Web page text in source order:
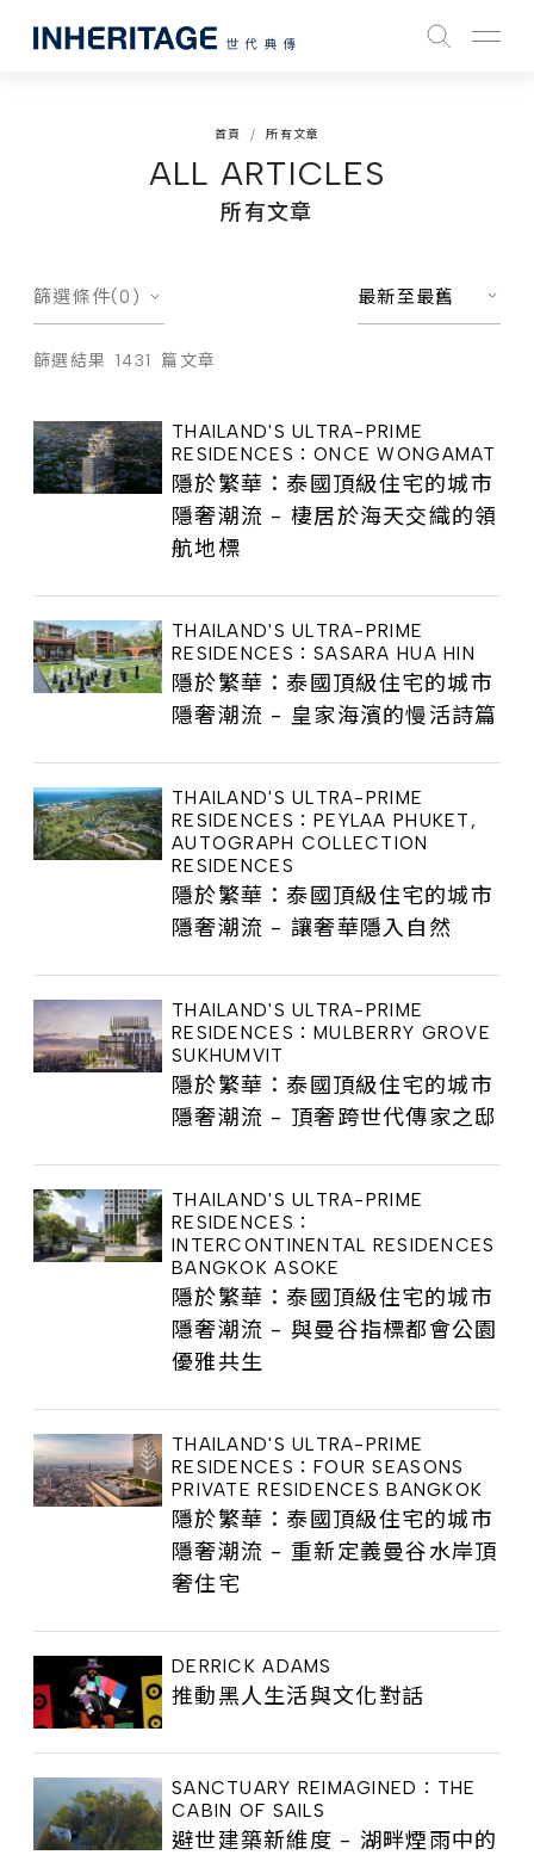
首頁 所有文章
ALL ARTICLES
所有文章
篩選條件(0) 最新至最舊
篩選結果 1431 篇文章
THAILAND'S ULTRA-PRIME
RESIDENCES：ONCE WONGAMAT
隱於繁華：泰國頂級住宅的城市
隱奢潮流 - 棲居於海天交織的領
航地標
THAILAND'S ULTRA-PRIME
RESIDENCES：SASARA HUA HIN
隱於繁華：泰國頂級住宅的城市
隱奢潮流 - 皇家海濱的慢活詩篇
THAILAND'S ULTRA-PRIME
RESIDENCES：PEYLAA PHUKET,
AUTOGRAPH COLLECTION
RESIDENCES
隱於繁華：泰國頂級住宅的城市
隱奢潮流 - 讓奢華隱入自然
THAILAND'S ULTRA-PRIME
RESIDENCES：MULBERRY GROVE
SUKHUMVIT
隱於繁華：泰國頂級住宅的城市
隱奢潮流 - 頂奢跨世代傳家之邸
THAILAND'S ULTRA-PRIME
RESIDENCES：
INTERCONTINENTAL RESIDENCES
BANGKOK ASOKE
隱於繁華：泰國頂級住宅的城市
隱奢潮流 - 與曼谷指標都會公園
優雅共生
THAILAND'S ULTRA-PRIME
RESIDENCES：FOUR SEASONS
PRIVATE RESIDENCES BANGKOK
隱於繁華：泰國頂級住宅的城市
隱奢潮流 - 重新定義曼谷水岸頂
奢住宅
DERRICK ADAMS
推動黑人生活與文化對話
SANCTUARY REIMAGINED：THE
CABIN OF SAILS
避世建築新維度 - 湖畔煙雨中的